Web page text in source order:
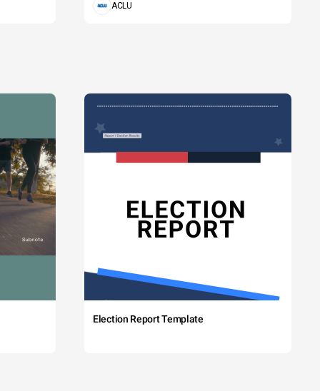
ACLU
Election Report Template